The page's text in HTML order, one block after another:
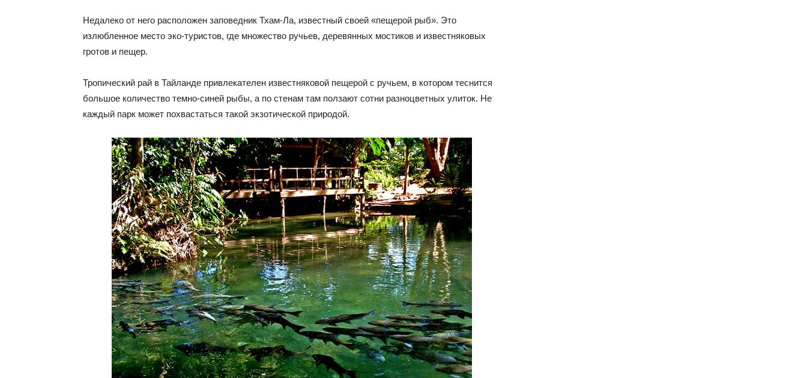
Недалеко от него расположен заповедник Тхам-Ла, известный своей «пещерой рыб». Это
излюбленное место эко-туристов, где множество ручьев, деревянных мостиков и известняковых
гротов и пещер.
Тропический рай в Тайланде привлекателен известняковой пещерой с ручьем, в котором теснится
большое количество темно-синей рыбы, а по стенам там ползают сотни разноцветных улиток. Не
каждый парк может похвастаться такой экзотической природой.